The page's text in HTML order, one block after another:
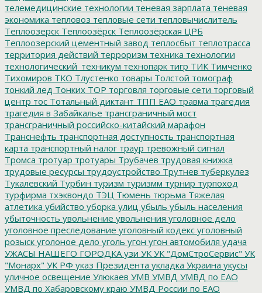
телемедицинские технологии теневая зарплата теневая
экономика тепловоз тепловые сети тепловычислитель
Теплоозерск Теплоозёрск Теплоозёрская ЦРБ
Теплоозерский цементный завод теплосбыт теплотрасса
территория действий терроризм техника технологии
технологический_техникум технопарк тигр ТИК Тимченко
Тихомиров ТКО Тлустенко товары Толстой томограф
тонкий лед Тонких ТОР торговля торговые сети торговый
центр тос Тотальный диктант ТПП ЕАО травма трагедия
трагедия в Забайкалье трансграничный мост
трансграничный российско-китайский марафон
Транснефть транспортная доступность транспортная
карта транспортный налог траур тревожный сигнал
Тромса тротуар тротуары Трубачев трудовая книжка
трудовые ресурсы трудоустройство Трутнев туберкулез
Тукалевский Турбин туризм туризмм турнир турпоход
турфирма тхэквондо ТЭЦ Тюмень тюрьма Тяжелая
атлетика убийство уборка улиц убыль убыль населения
убыточность увольнение увольнения уголовное дело
уголовное преследование уголовный кодекс уголовный
розыск уголоное дело уголь угон угон автомобиля удача
УЖАСЫ НАШЕГО ГОРОДКА узи УК УК "ДомСтроСервис" УК
"Монарх" УК РФ указ Президента укладка Украина укусы
уличное освещение Улюкаев УМВ УМВД УМВД по ЕАО
УМВД по Хабаровскому краю УМВД России по ЕАО